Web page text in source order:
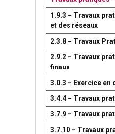
1.9.3 – Travaux
et des réseaux
2.3.8 – Travaux
2.9.2 – Travaux
finaux
3.0.3 – Exercice en
3.4.4 – Travaux
3.7.9 – Travaux
3.7.10 – Travaux